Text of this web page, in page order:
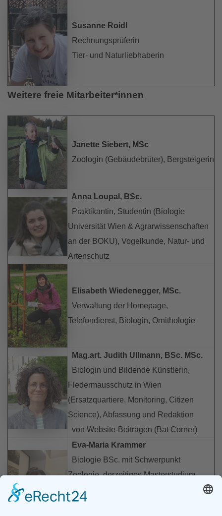
Susanne Roidl
Rechnungsprüferin
Tier- und Naturliebhaberin
Weitere freie Mitarbeiter*innen
Janette Siebert, MSc
Zoologin (Gebäudebrüter), Bergsteigerin
Anna Loupal, BSc.
Praktikantin, Studentin (Biologie
Universität Wien & Agrarwissenschaften
an der BOKU), Vogelkunde, Natur- und
Artenschutz
Elisabeth Wiedenegger, MSc.
Verwaltung der Homepage,
Telefondienst, Biologin, Ornithologie
Mag.art. Judith Ullmann, BSc. MSc.
Biologin und Bildende Künstlerin,
Fledermausschutz in Wien
(Ersatzquartiere, Monitoring, Citizen
Science), Abfassung und Redaktion
von Website-Beiträgen (Bat Corner)
Eva-Maria Krammer
Biologie BSc. mit Schwerpunkt
Zoologie, derzeitiges Masterstudium
"Naturschutz und
Biodiversitätsmanagement",